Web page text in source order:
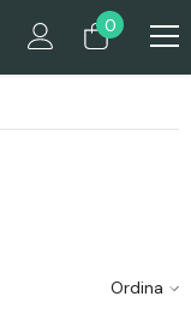
00
prodotti
Ordina